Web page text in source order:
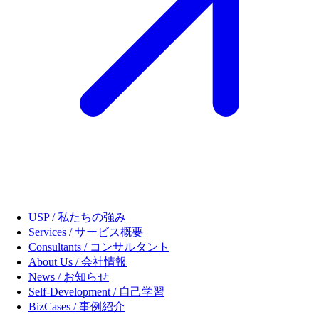
USP / 私たちの強み
Services / サービス概要
Consultants / コンサルタント
About Us / 会社情報
News / お知らせ
Self-Development / 自己学習
BizCases / 事例紹介